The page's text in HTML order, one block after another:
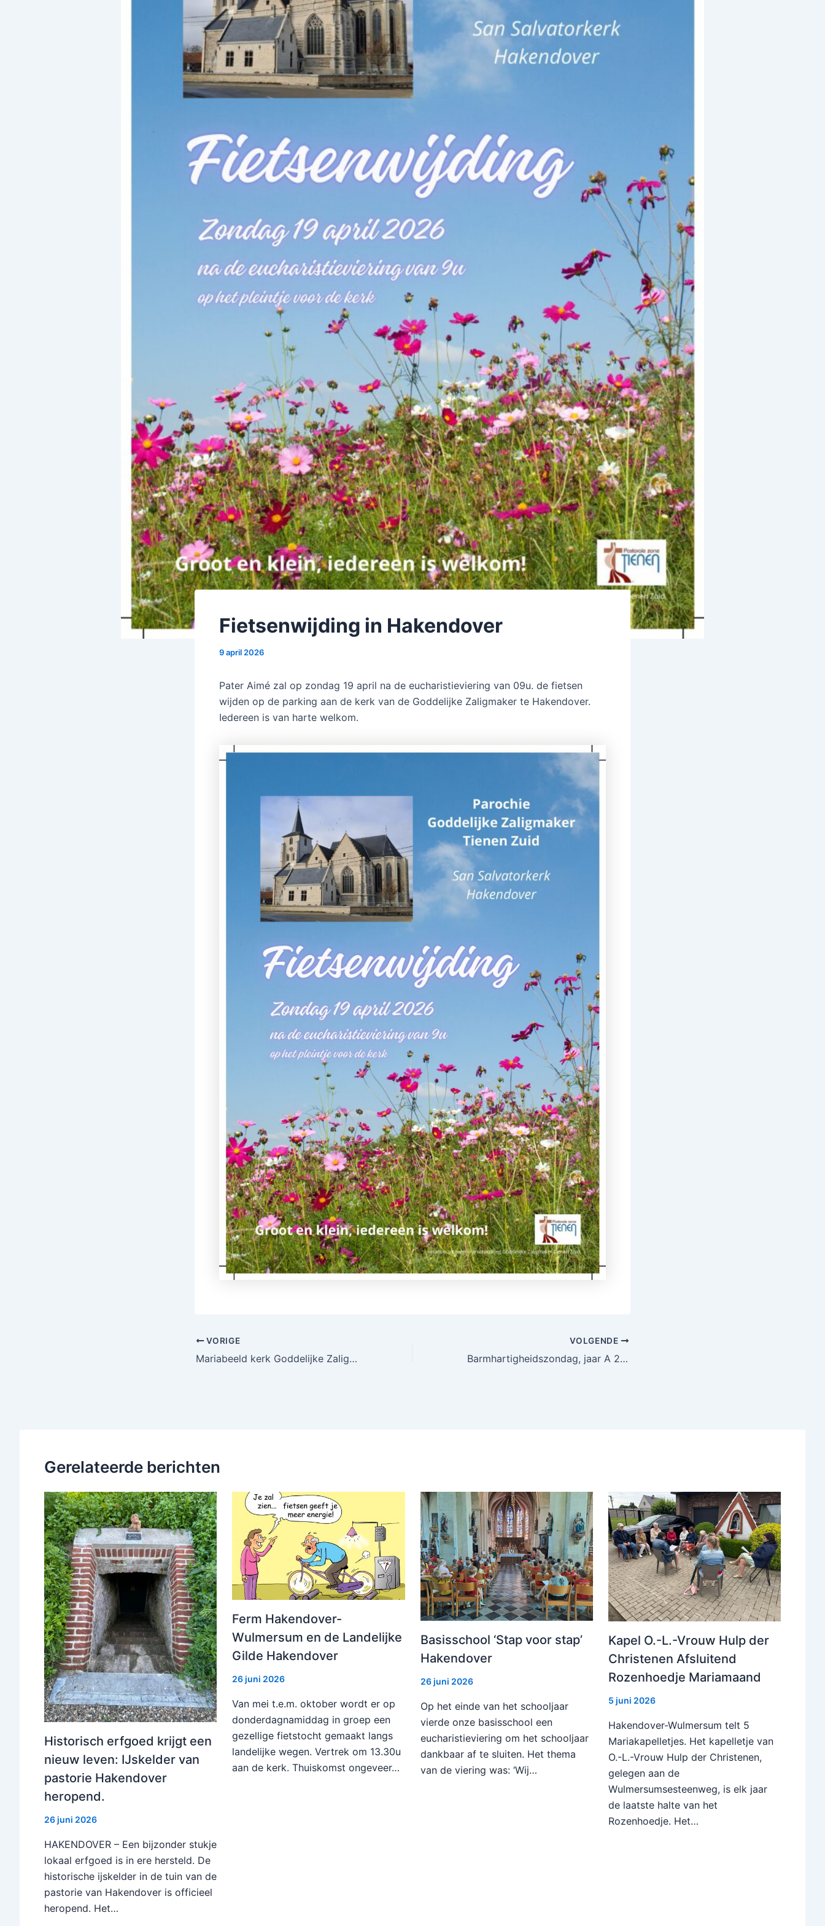
Fietsenwijding in Hakendover
9 april 2026
Pater Aimé zal op zondag 19 april na de eucharistieviering van 09u. de fietsen
wijden op de parking aan de kerk van de Goddelijke Zaligmaker te Hakendover.
Iedereen is van harte welkom.
VORIGE
Mariabeeld kerk Goddelijke Zaligmaker Hakendover
VOLGENDE
Barmhartigheidszondag, jaar A 2026: Beste levenspartner
Gerelateerde berichten
Historisch erfgoed krijgt een
nieuw leven: IJskelder van
pastorie Hakendover
heropend.
26 juni 2026
HAKENDOVER – Een bijzonder stukje
lokaal erfgoed is in ere hersteld. De
historische ijskelder in de tuin van de
pastorie van Hakendover is officieel
heropend. Het…
Ferm Hakendover-
Wulmersum en de Landelijke
Gilde Hakendover
26 juni 2026
Van mei t.e.m. oktober wordt er op
donderdagnamiddag in groep een
gezellige fietstocht gemaakt langs
landelijke wegen. Vertrek om 13.30u
aan de kerk. Thuiskomst ongeveer…
Basisschool ‘Stap voor stap’
Hakendover
26 juni 2026
Op het einde van het schooljaar
vierde onze basisschool een
eucharistieviering om het schooljaar
dankbaar af te sluiten. Het thema
van de viering was: ‘Wij…
Kapel O.-L.-Vrouw Hulp der
Christenen Afsluitend
Rozenhoedje Mariamaand
5 juni 2026
Hakendover-Wulmersum telt 5
Mariakapelletjes. Het kapelletje van
O.-L.-Vrouw Hulp der Christenen,
gelegen aan de
Wulmersumsesteenweg, is elk jaar
de laatste halte van het
Rozenhoedje. Het…